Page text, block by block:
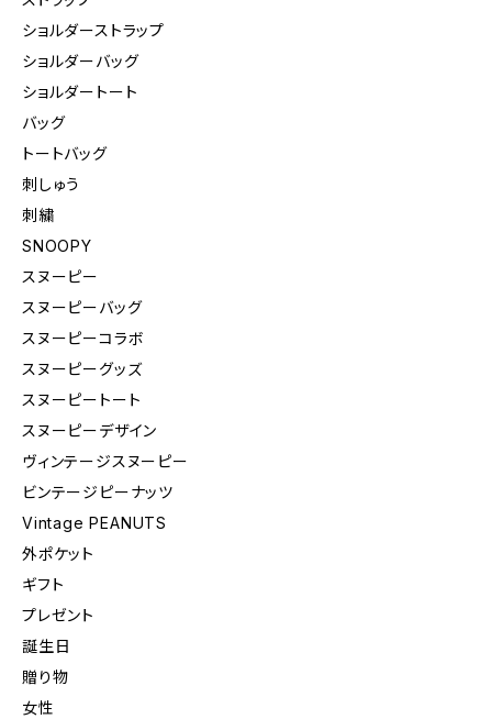
ショルダーストラップ
ショルダーバッグ
ショルダートート
バッグ
トートバッグ
刺しゅう
刺繍
SNOOPY
スヌーピー
スヌーピーバッグ
スヌーピーコラボ
スヌーピーグッズ
スヌーピートート
スヌーピーデザイン
ヴィンテージスヌーピー
ビンテージピーナッツ
Vintage PEANUTS
外ポケット
ギフト
プレゼント
誕生日
贈り物
女性